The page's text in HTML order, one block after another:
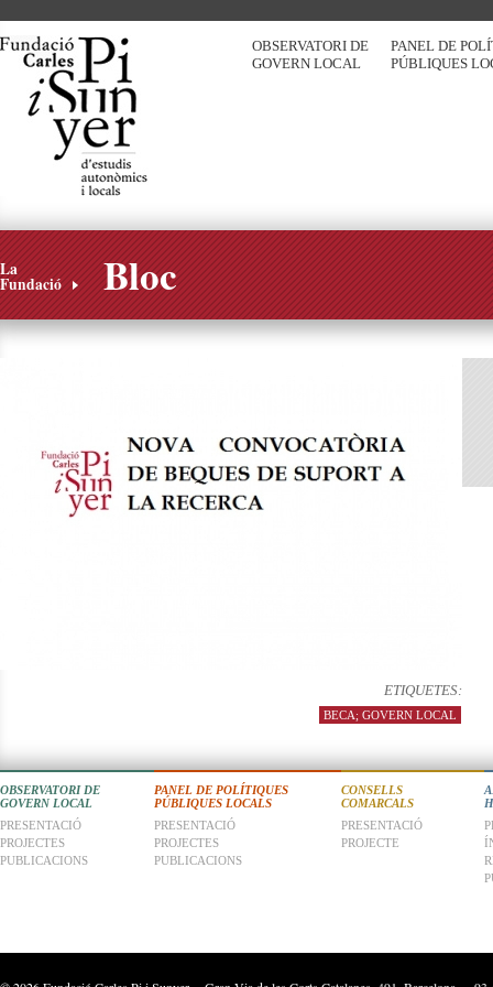
PANEL DE
PÚBLIQUES
OBSERVATORI DE
GOVERN LOCAL
La
Fundació Bloc
ETIQUETES:
BECA; GOVERN LOCAL
CONSELLS
COMARCALS
PRESENTACIÓ
PROJECTE
PANEL DE POLÍTIQUES
PÚBLIQUES LOCALS
PRESENTACIÓ
PROJECTES
PUBLICACIONS
OBSERVATORI DE
GOVERN LOCAL
PRESENTACIÓ
PROJECTES
PUBLICACIONS